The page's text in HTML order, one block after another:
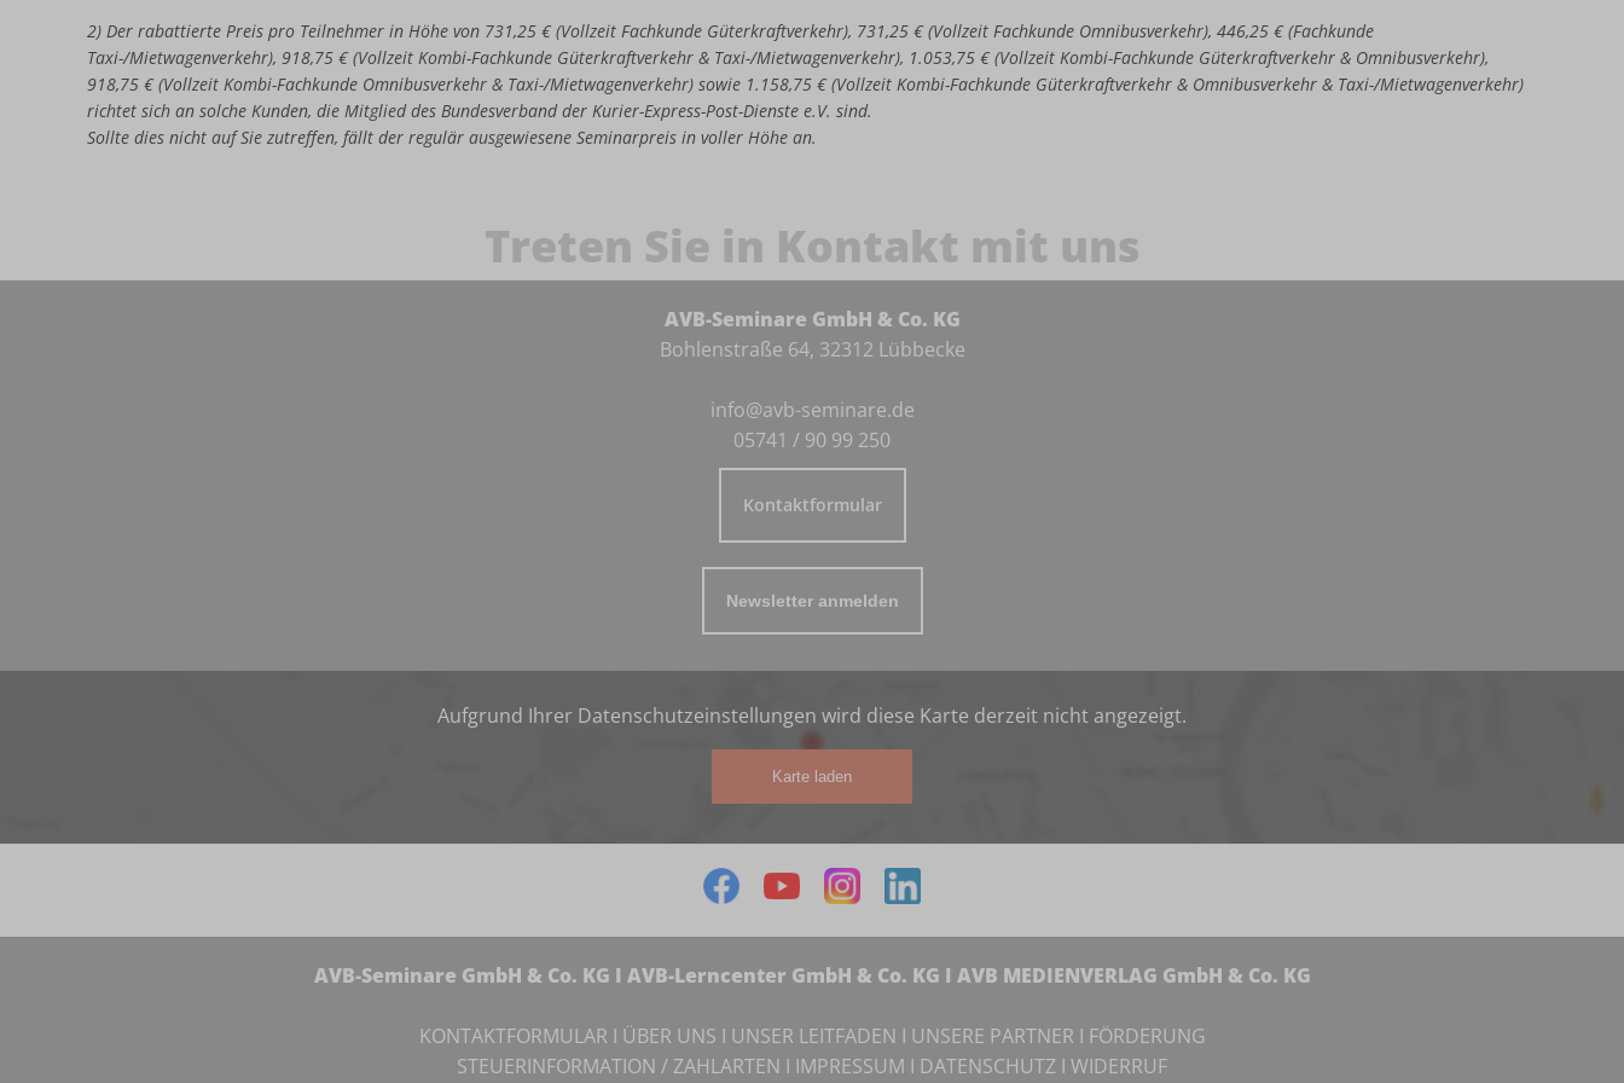
2) Der rabattierte Preis pro Teilnehmer in Höhe von 731,25 € (Vollzeit Fachkunde Güterkraftverkehr), 731,25 € (Vollzeit Fachkunde Omnibusverkehr), 446,25 € (Fachkunde
Taxi-/Mietwagenverkehr), 918,75 € (Vollzeit Kombi-Fachkunde Güterkraftverkehr & Taxi-/Mietwagenverkehr), 1.053,75 € (Vollzeit Kombi-Fachkunde Güterkraftverkehr & Omnibusverkehr),
918,75 € (Vollzeit Kombi-Fachkunde Omnibusverkehr & Taxi-/Mietwagenverkehr) sowie 1.158,75 € (Vollzeit Kombi-Fachkunde Güterkraftverkehr & Omnibusverkehr & Taxi-/Mietwagenverkehr)
richtet sich an solche Kunden, die Mitglied des Bundesverband der Kurier-Express-Post-Dienste e.V. sind.
Sollte dies nicht auf Sie zutreffen, fällt der regulär ausgewiesene Seminarpreis in voller Höhe an.
Treten Sie in Kontakt mit uns
AVB-Seminare GmbH & Co. KG
Bohlenstraße 64, 32312 Lübbecke
info@avb-seminare.de
05741 / 90 99 250
Kontaktformular
Newsletter anmelden
Aufgrund Ihrer Datenschutzeinstellungen wird diese Karte derzeit nicht angezeigt.
Karte laden
AVB-Seminare GmbH & Co. KG I AVB-Lerncenter GmbH & Co. KG I AVB MEDIENVERLAG GmbH & Co. KG
KONTAKTFORMULAR I ÜBER UNS I UNSER LEITFADEN I UNSERE PARTNER I FÖRDERUNG
STEUERINFORMATION / ZAHLARTEN I IMPRESSUM I DATENSCHUTZ I WIDERRUF